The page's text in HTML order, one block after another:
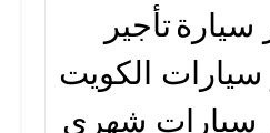
سيارةتأجير
سيارات الكويت
سيارات شهري